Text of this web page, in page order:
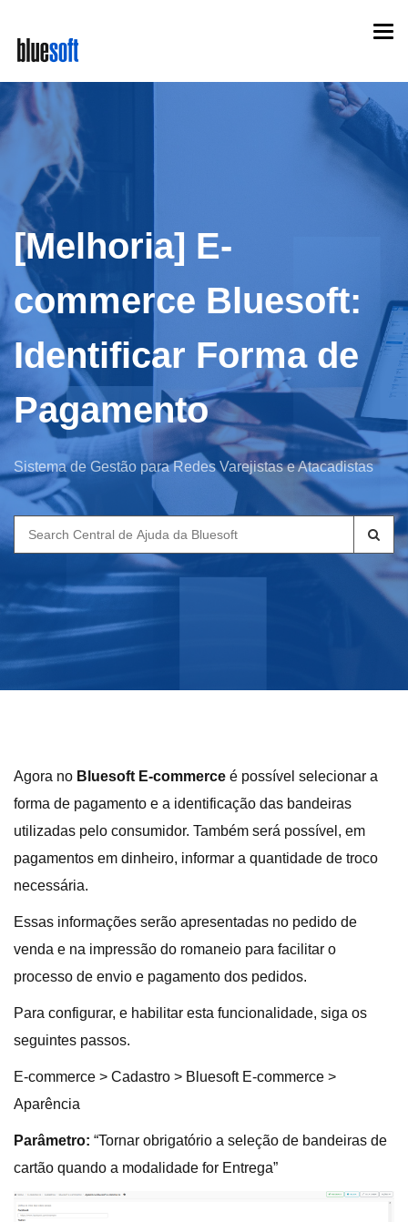
main
content
[Melhoria] E-
commerce Bluesoft:
Identificar Forma de
Pagamento
Sistema de Gestão para Redes Varejistas e Atacadistas
Search
for:
Agora no Bluesoft E-commerce é possível selecionar a
forma de pagamento e a identificação das bandeiras
utilizadas pelo consumidor. Também será possível, em
pagamentos em dinheiro, informar a quantidade de troco
necessária.
Essas informações serão apresentadas no pedido de
venda e na impressão do romaneio para facilitar o
processo de envio e pagamento dos pedidos.
Para configurar, e habilitar esta funcionalidade, siga os
seguintes passos.
E-commerce > Cadastro > Bluesoft E-commerce >
Aparência
Parâmetro: “Tornar obrigatório a seleção de bandeiras de
cartão quando a modalidade for Entrega”